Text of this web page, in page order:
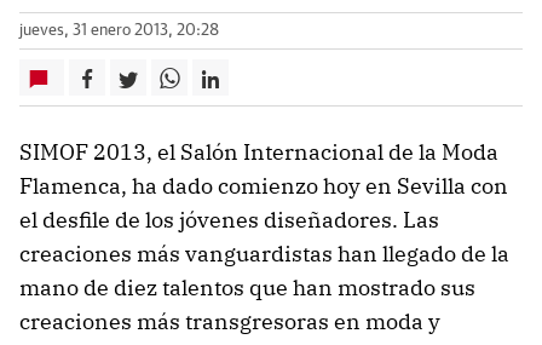
jueves, 31 enero 2013, 20:28
SIMOF 2013, el Salón Internacional de la Moda
Flamenca, ha dado comienzo hoy en Sevilla con
el desfile de los jóvenes diseñadores. Las
creaciones más vanguardistas han llegado de la
mano de diez talentos que han mostrado sus
creaciones más transgresoras en moda y